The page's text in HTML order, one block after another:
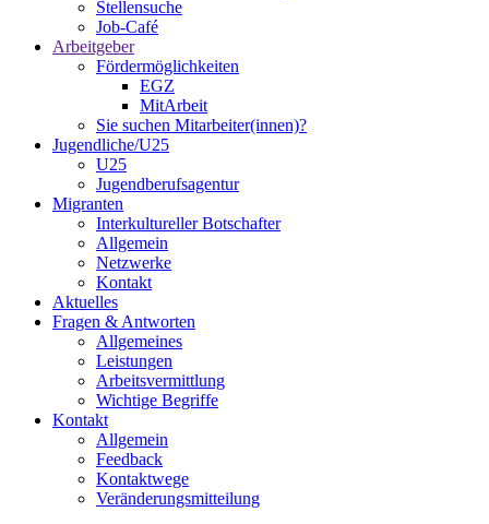
Stellensuche
Job-Café
Arbeitgeber
Fördermöglichkeiten
EGZ
MitArbeit
Sie suchen Mitarbeiter(innen)?
Jugendliche/U25
U25
Jugendberufsagentur
Migranten
Interkultureller Botschafter
Allgemein
Netzwerke
Kontakt
Aktuelles
Fragen & Antworten
Allgemeines
Leistungen
Arbeitsvermittlung
Wichtige Begriffe
Kontakt
Allgemein
Feedback
Kontaktwege
Veränderungsmitteilung